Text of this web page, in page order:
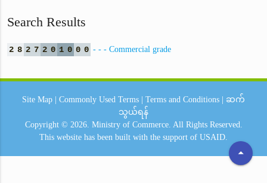
Search Results
2 8 2 7 2 0 1 0 0 0 - - - Commercial grade
arrow_drop_up
Site Map Commonly Used Terms Terms and Conditions
ဆက်
သွယ်ရန်
Copyright © 2026. Ministry of Commerce. All Rights Reserved.
This website has been built with the support of USAID.